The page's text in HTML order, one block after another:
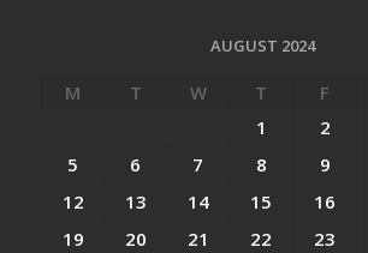
AUGUST 2024
M T W T F
1
2
5
6 7 8 9
12
13 14 15 16
19
20 21 22 23